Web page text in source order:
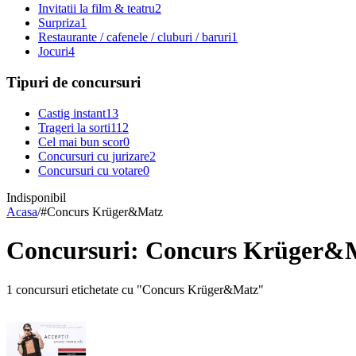
Invitatii la film & teatru2
Surpriza1
Restaurante / cafenele / cluburi / baruri1
Jocuri4
Tipuri de concursuri
Castig instant13
Trageri la sorti112
Cel mai bun scor0
Concursuri cu jurizare2
Concursuri cu votare0
Indisponibil
Acasa/#Concurs Krüger&Matz
Concursuri: Concurs
1 concursuri etichetate cu "Concurs Krüger&Matz"